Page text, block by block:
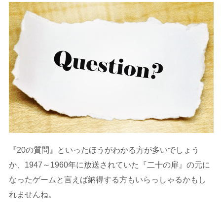
『20の質問』といったほうがわかる方が多いでしょう
か、1947～1960年に放送されていた『二十の扉』の元に
なったゲームと言えば納得する方もいらっしゃるかもし
れませんね。